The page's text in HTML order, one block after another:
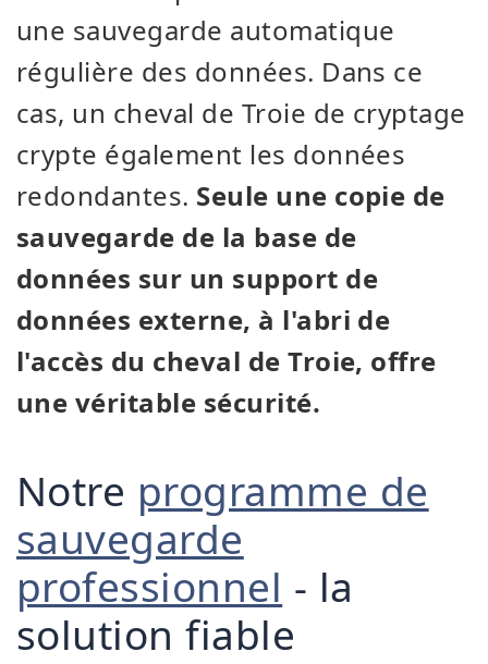
une sauvegarde automatique
régulière des données. Dans ce
cas, un cheval de Troie de cryptage
crypte également les données
redondantes. Seule une copie de
sauvegarde de la base de
données sur un support de
données externe, à l'abri de
l'accès du cheval de Troie, offre
une véritable sécurité.
Notre programme de
sauvegarde
professionnel - la
solution fiable